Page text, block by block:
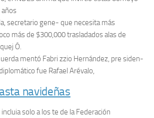
secretario gene- que necesita más
más de $300,000 trasladados alas de
Ó.
mentó Fabri zzio Hernández, pre siden-
fue Rafael Arévalo,
navideñas
solo a los te de la Federación